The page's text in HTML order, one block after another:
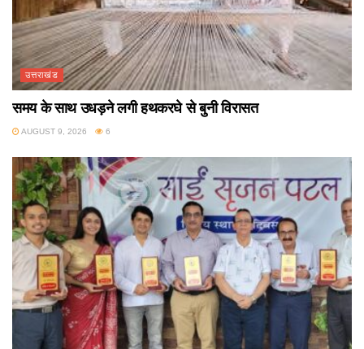
उत्तराखंड
समय के साथ उधड़ने लगी हथकरघे से बुनी विरासत
AUGUST 9, 2026 6